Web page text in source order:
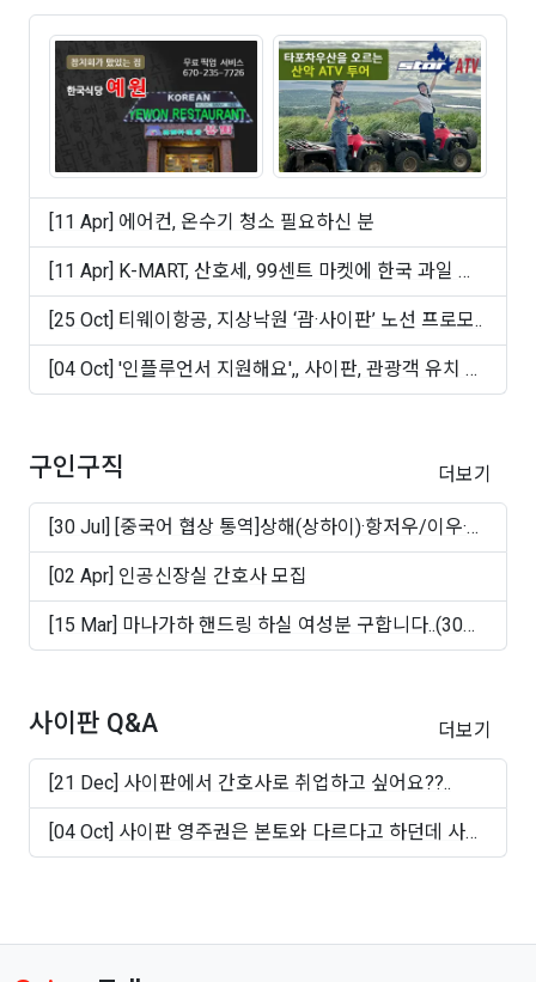
[11 Apr] 에어컨, 온수기 청소 필요하신 분
[11 Apr] K-MART, 산호세, 99센트 마켓에 한국 과일 및
빵 ..
[25 Oct] 티웨이항공, 지상낙원 ‘괌·사이판’ 노선 프로모..
[04 Oct] '인플루언서 지원해요',, 사이판, 관광객 유치 마
케..
구인구직 더보기
[30 Jul] [중국어 협상 통역]상해(상하이)·항저우/이우·
쑤..
[02 Apr] 인공신장실 간호사 모집
[15 Mar] 마나가하 핸드링 하실 여성분 구합니다..(30대
~50십..
사이판 Q&A 더보기
[21 Dec] 사이판에서 간호사로 취업하고 싶어요??..
[04 Oct] 사이판 영주권은 본토와 다르다고 하던데 사실
인가..